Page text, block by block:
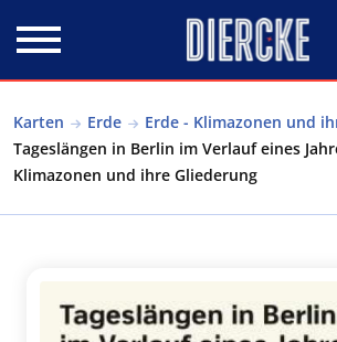
Karten Erde
Erde - Klimazonen und
Tageslängen in Berlin im Verlauf eines
Klimazonen und ihre Gliederung